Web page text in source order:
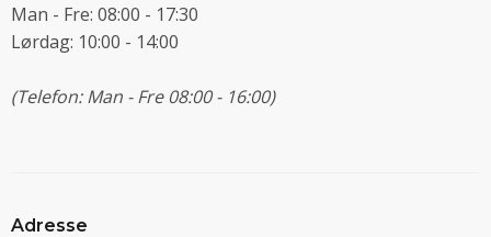
Man - Fre: 08:00 - 17:30
Lørdag: 10:00 - 14:00
(Telefon: Man - Fre 08:00 - 16:00)
Adresse